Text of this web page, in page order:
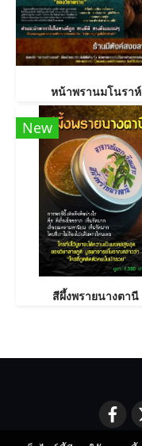
หน้าพรานมโนราห์
New
สีผึ้งพรายนางตานี